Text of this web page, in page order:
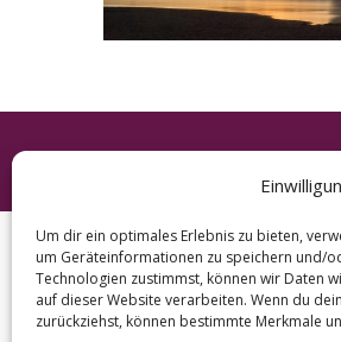
Um dir ein optimales Erlebnis zu bieten,
um Geräteinformationen zu speichern und/
Technologien zustimmst, können wir Daten
auf dieser Website verarbeiten. Wenn du
zurückziehst, können bestimmte Merkmale
r
: